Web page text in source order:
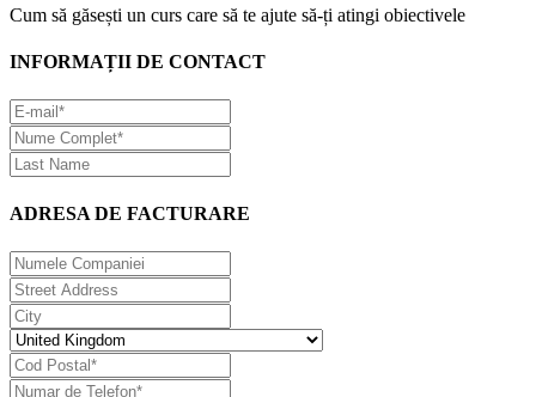
Cum să găsești un curs care să te ajute să-ți atingi obiectivele
INFORMAȚII DE CONTACT
ADRESA DE FACTURARE